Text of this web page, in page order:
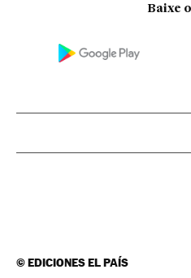
Baixe
©EDICIONES EL PAÍS